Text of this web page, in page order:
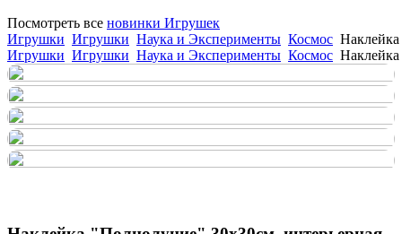
Посмотреть все новинки Игрушек
Игрушки Игрушки Наука и Эксперименты Космос Наклейка
Игрушки Игрушки Наука и Эксперименты Космос Наклейка